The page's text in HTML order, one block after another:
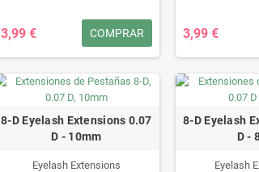
TRIO CORTAS NEGRAS
ref 06515
3,99 € COMPRAR 3,99 €
8-D Eyelash Extensions 0.07
D - 10mm
Eyelash Extensions
8-D Eyelash
D -
Eyelash